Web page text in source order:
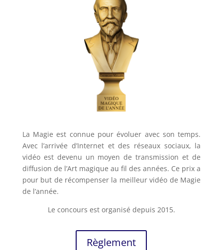
La Magie est connue pour évoluer avec son temps.
Avec l’arrivée d’Internet et des réseaux sociaux, la
vidéo est devenu un moyen de transmission et de
diffusion de l’Art magique au fil des années. Ce prix a
pour but de récompenser la meilleur vidéo de Magie
de l’année.
Le concours est organisé depuis 2015.
Règlement